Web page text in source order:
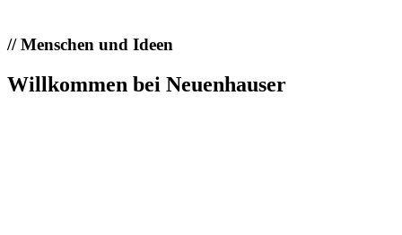
//Menschen und Ideen
Willkommen bei Neuenhauser